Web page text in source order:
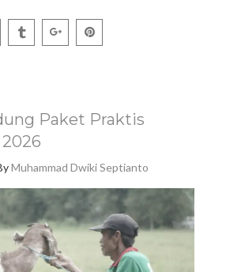
Paket Praktis
Muhammad Dwiki Septianto